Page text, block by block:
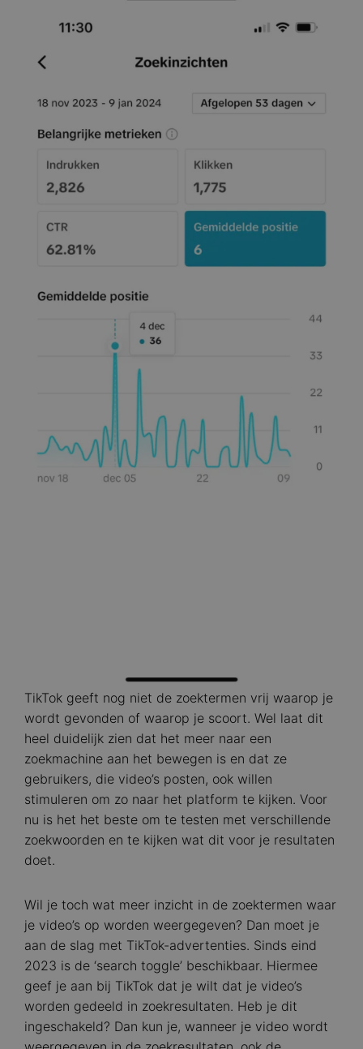
TikTok geeft nog niet de zoektermen vrij waarop je
wordt gevonden of waarop je scoort. Wel laat dit
heel duidelijk zien dat het meer naar een
zoekmachine aan het bewegen is en dat ze
gebruikers, die video’s posten, ook willen
stimuleren om zo naar het platform te kijken. Voor
nu is het het beste om te testen met verschillende
zoekwoorden en te kijken wat dit voor je resultaten
doet.
Wil je toch wat meer inzicht in de zoektermen waar
je video’s op worden weergegeven? Dan moet je
aan de slag met TikTok-advertenties. Sinds eind
2023 is de ‘search toggle’ beschikbaar. Hiermee
geef je aan bij TikTok dat je wilt dat je video’s
worden gedeeld in zoekresultaten. Heb je dit
ingeschakeld? Dan kun je, wanneer je video wordt